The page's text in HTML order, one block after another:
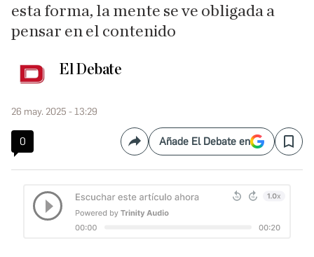
esta forma, la mente se ve obligada a
pensar en el contenido
El Debate
26 may. 2025 - 13:29
0 CompartirAñade El Debate en Save